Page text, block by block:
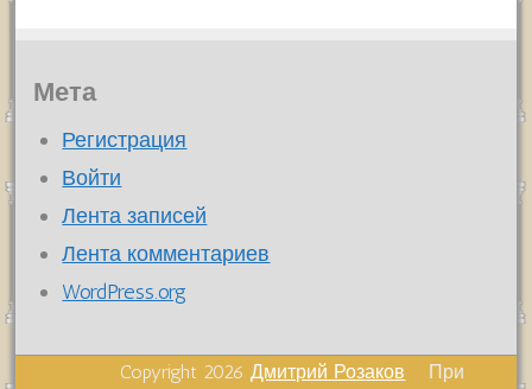
Мета
Регистрация
Войти
Лента записей
Лента комментариев
WordPress.org
Copyright 2026Дмитрий Розаков При